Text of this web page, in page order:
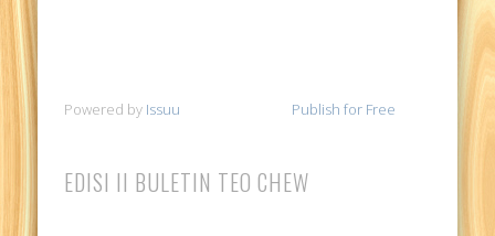
Powered by Issuu Publish for Free
EDISI II BULETIN TEO CHEW